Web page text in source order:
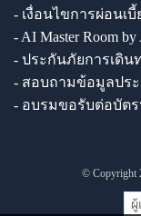
- เงื่อนไขการผ่อนเ
- AI Master Room by
- ประกันภัยการเดิ
- สอบถามข้อมูลปร
- อบรมขอรับต่อบัต
© Copyright